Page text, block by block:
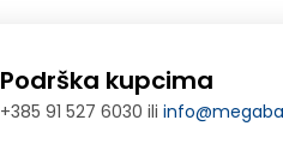
Podrška kupcima
+385 91 527 6030 ili